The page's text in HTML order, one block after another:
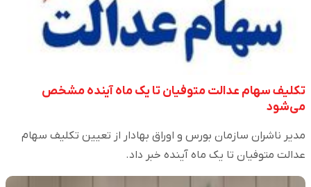
تکلیف سهام عدالت متوفیان تا یک ماه آینده مشخص
می‌شود
مدیر ناشران سازمان بورس و اوراق بهادار از تعیین تکلیف سهام
عدالت متوفیان تا یک ماه آینده خبر داد.